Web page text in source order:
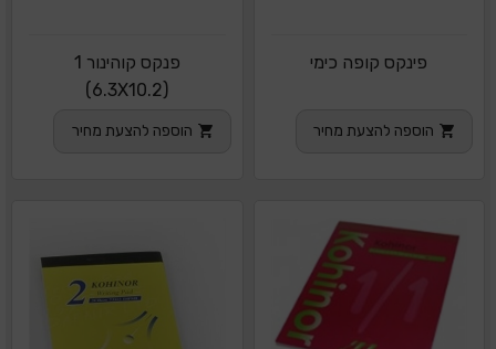
פינקס קופה כימי
הוספה להצעת מחיר
פנקס קוהינור 1
(6.3X10.2)
הוספה להצעת מחיר